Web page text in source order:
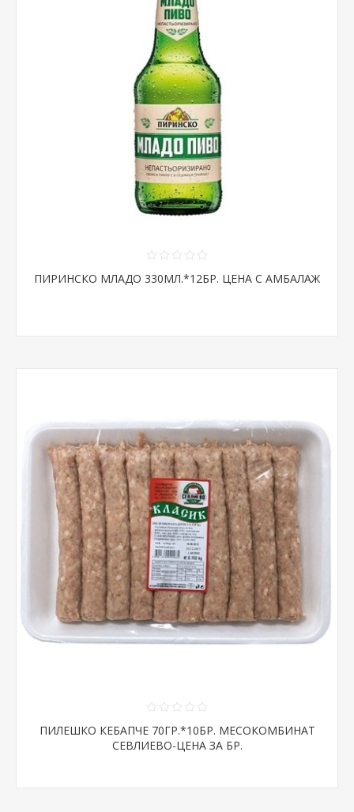
ПИРИНСКО МЛАДО 330МЛ.*12БР. ЦЕНА С АМБАЛАЖ
ПИЛЕШКО КЕБАПЧЕ 70ГР.*10БР. МЕСОКОМБИНАТ
СЕВЛИЕВО-ЦЕНА ЗА БР.